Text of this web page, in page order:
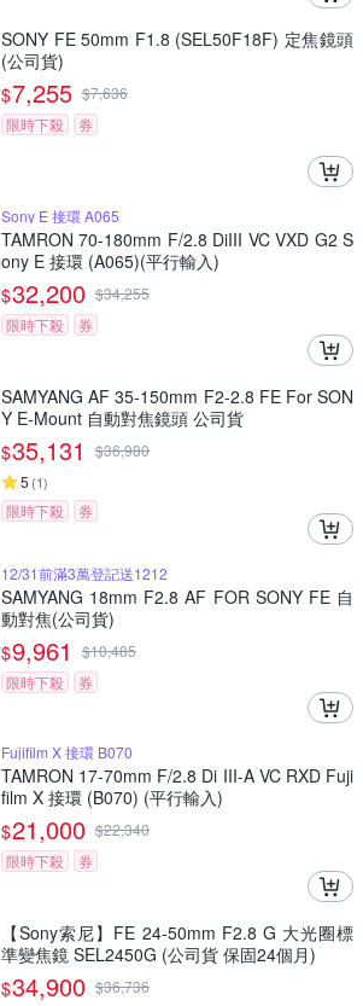
SONY FE 50mm F1.8 (SEL50F18F) 定焦鏡頭
(公司貨)
$7,255 $7,636
限時下殺
券
Sony E 接環 A065
TAMRON 70-180mm F/2.8 DiIII VC VXD G2 S
ony E 接環 (A065)(平行輸入)
$32,200 $34,255
限時下殺
券
SAMYANG AF 35-150mm F2-2.8 FE For SON
Y E-Mount 自動對焦鏡頭 公司貨
$35,131 $36,980
5 (1)
限時下殺 券
12/31前滿3萬登記送1212
SAMYANG 18mm F2.8 AF FOR SONY FE 自
動對焦(公司貨)
$9,961 $10,485
限時下殺
券
Fujifilm X 接環 B070
TAMRON 17-70mm F/2.8 Di III-A VC RXD Fuji
film X 接環 (B070) (平行輸入)
$21,000 $22,340
限時下殺
券
【Sony索尼】FE 24-50mm F2.8 G 大光圈標
準變焦鏡 SEL2450G (公司貨 保固24個月)
$34,900 $36,736